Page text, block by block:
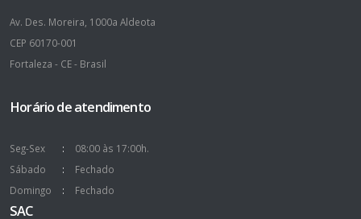
Av. Des. Moreira, 1000a Aldeota
CEP 60170-001
Fortaleza - CE - Brasil
Horário de atendimento
Seg-Sex
08:00 às 17:00h.
Sábado
Fechado
Domingo
Fechado
SAC